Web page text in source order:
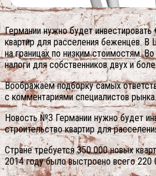
Германии нужно будет
квартир для расселения беженцев.
на границах по низким стоимостям.
налоги для собственников двух и
Воображаем подборку самых
с комментариями специалистов рынка.
Новость №3 Германии нужно будет
строительство квартир для
Стране требуется 350 000 новых
2014 году было выстроено всего 220